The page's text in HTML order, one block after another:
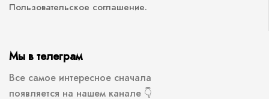
Пользовательское соглашение.
Мы в телеграм
Все самое интересное сначала
появляется на нашем канале 👇